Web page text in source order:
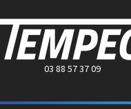
03 88 57 37 09